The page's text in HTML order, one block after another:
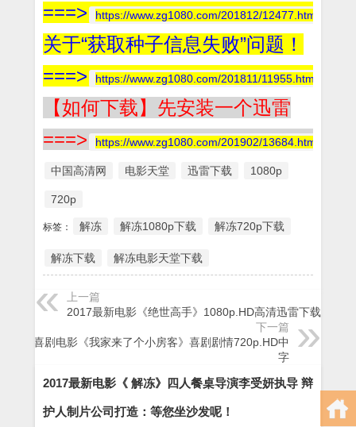
===>
https://www.zg1080.com/201812/12477.html
关于“获取种子信息失败”问题！
===>
https://www.zg1080.com/201811/11955.html
【如何下载】先安装一个迅雷
===>
https://www.zg1080.com/201902/13684.html
中国高清网 电影天堂 迅雷下载 1080p
720p
标签： 解冻 解冻1080p下载 解冻720p下载
解冻下载 解冻电影天堂下载
上一篇
2017最新电影《绝世高手》1080p.HD高清迅雷下载
下一篇
2016喜剧电影《我家来了个小房客》喜剧剧情720p.HD中
字
2017最新电影《 解冻》四人餐桌导演李受妍执导 辩
护人制片公司打造：等您坐沙发呢！